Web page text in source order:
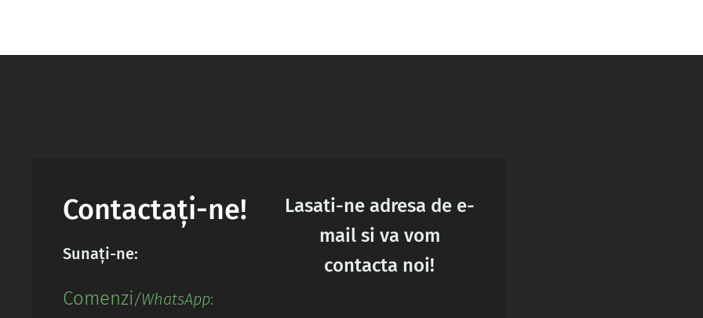
Contactați-ne!
Sunați-ne:
Comenzi/WhatsApp:
Lasati-ne adresa de e-
mail si va vom
contacta noi!